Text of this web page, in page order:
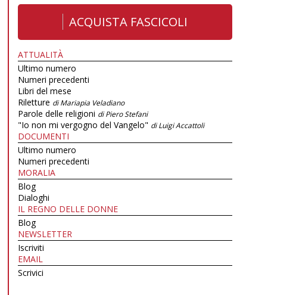
ACQUISTA FASCICOLI
ATTUALITÀ
Ultimo numero
Numeri precedenti
Libri del mese
Riletture di Mariapia Veladiano
Parole delle religioni di Piero Stefani
"Io non mi vergogno del Vangelo" di Luigi Accattoli
DOCUMENTI
Ultimo numero
Numeri precedenti
MORALIA
Blog
Dialoghi
IL REGNO DELLE DONNE
Blog
NEWSLETTER
Iscriviti
EMAIL
Scrivici